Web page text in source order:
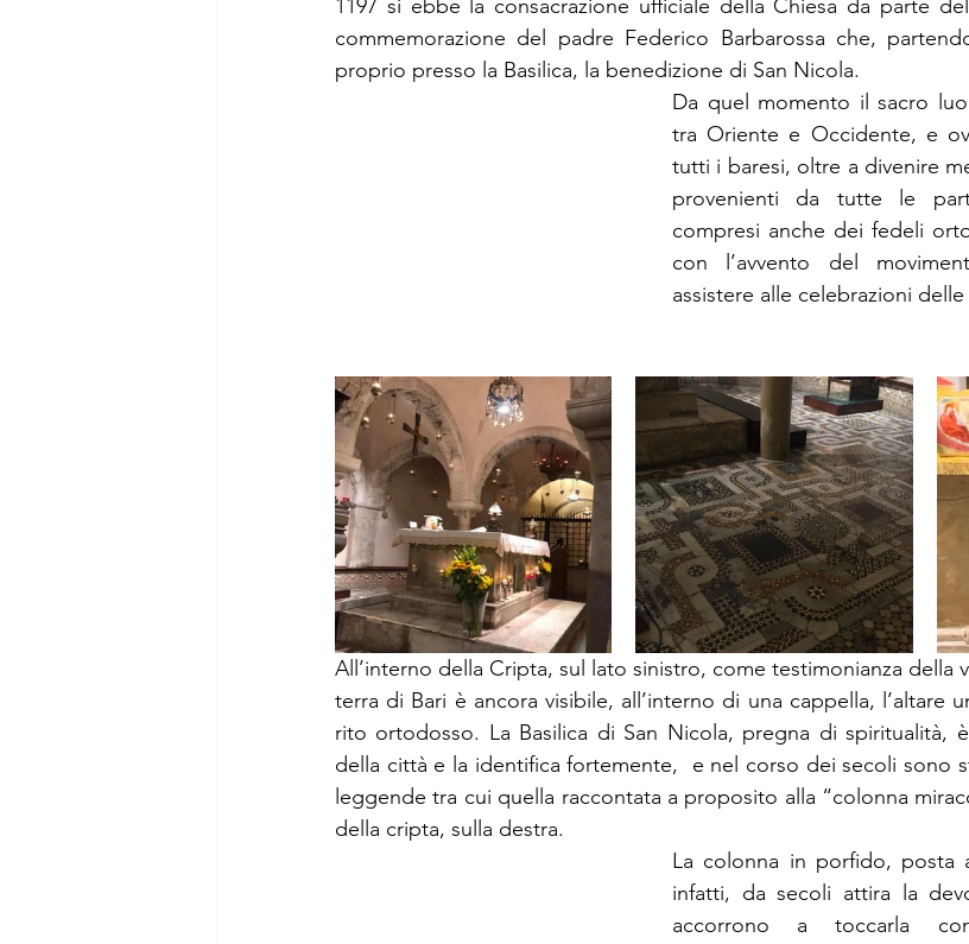
1197 si ebbe la consacrazione ufficiale della Chiesa da parte
commemorazione del padre Federico Barbarossa che,
proprio presso la Basilica, la benedizione di San Nicola.
Da quel momento il sacro
tra Oriente e Occidente, e
tutti i baresi, oltre a divenire
provenienti da tutte le
compresi anche dei fedeli
con l’avvento del
assistere alle celebrazioni
All’interno della Cripta, sul lato sinistro, come testimonianza della
terra di Bari è ancora visibile, all’interno di una cappella, l’altare
rito ortodosso. La Basilica di San Nicola, pregna di spiritualità,
della città e la identifica fortemente,  e nel corso dei secoli sono
leggende tra cui quella raccontata a proposito alla “colonna
della cripta, sulla destra.
La colonna in porfido, posta
infatti, da secoli attira la
accorrono a toccarla